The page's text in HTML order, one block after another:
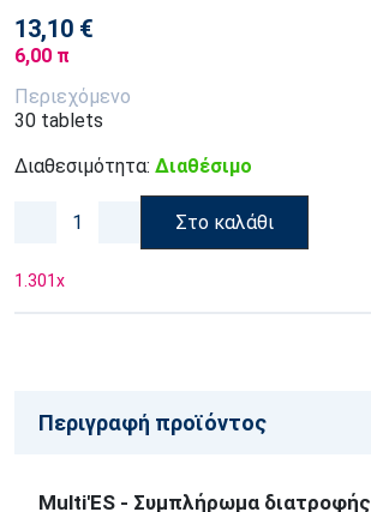
13,10 €
6,00 π
Περιεχόμενο
30 tablets
Διαθεσιμότητα: Διαθέσιμο
Στο καλάθι
1.301x
Περιγραφή προϊόντος
Multi'ΕS - Συμπλήρωμα διατροφής